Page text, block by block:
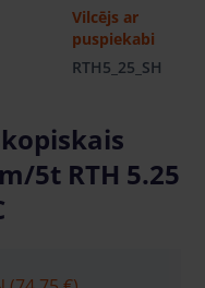
Vilcējs ar
puspiekabi
RTH5_25_SH
5t RTH 5.25